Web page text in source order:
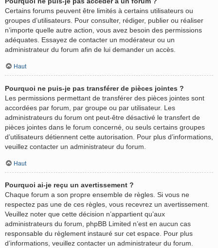
Certains forums peuvent être limités à certains utilisateurs ou
groupes d’utilisateurs. Pour consulter, rédiger, publier ou réaliser
n’importe quelle autre action, vous avez besoin des permissions
adéquates. Essayez de contacter un modérateur ou un
administrateur du forum afin de lui demander un accès.
Haut
Pourquoi ne puis-je pas transférer de pièces jointes ?
Les permissions permettant de transférer des pièces jointes sont
accordées par forum, par groupe ou par utilisateur. Les
administrateurs du forum ont peut-être désactivé le transfert de
pièces jointes dans le forum concerné, ou seuls certains groupes
d’utilisateurs détiennent cette autorisation. Pour plus d’informations,
veuillez contacter un administrateur du forum.
Haut
Pourquoi ai-je reçu un avertissement ?
Chaque forum a son propre ensemble de règles. Si vous ne
respectez pas une de ces règles, vous recevrez un avertissement.
Veuillez noter que cette décision n’appartient qu’aux
administrateurs du forum, phpBB Limited n’est en aucun cas
responsable du règlement instauré sur cet espace. Pour plus
d’informations, veuillez contacter un administrateur du forum.